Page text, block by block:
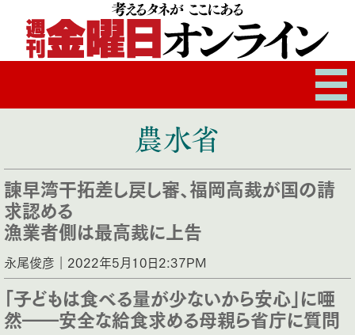
農水省
諫早湾干拓差し戻し審、福岡高裁が国の請
求認める
漁業者側は最高裁に上告
永尾俊彦｜2022年5月10日2:37PM
「子どもは食べる量が少ないから安心」に唖
然――安全な給食求める母親ら省庁に質問